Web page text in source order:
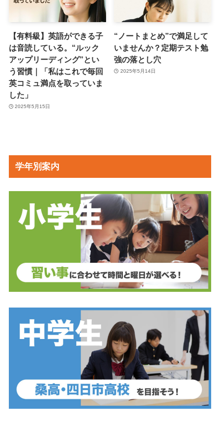
【有料級】英語ができる子
は音読している。“ルック
アップリーディング”とい
う習慣｜「私はこれで毎回
英コミュ満点を取っていま
した」
2025年5月15日
“ノートまとめ”で満足して
いませんか？定期テスト勉
強の落とし穴
2025年5月14日
学年別案内